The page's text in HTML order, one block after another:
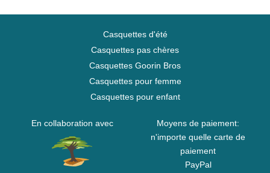
Casquettes d'été
Casquettes pas chères
Casquettes Goorin Bros
Casquettes pour femme
Casquettes pour enfant
En collaboration avec
Moyens de paiement:
n'importe quelle carte de
paiement
PayPal